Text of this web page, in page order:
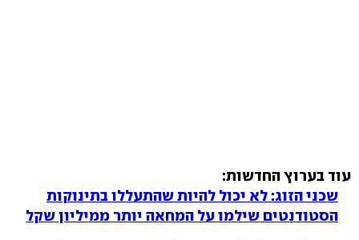
עוד בערוץ החדשות:
שכני הזוג: לא יכול להיות שהתעללו בתינוקות
הסטודנטים שילמו על המחאה יותר ממיליון שקל